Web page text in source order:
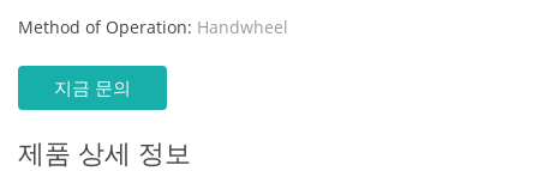
Method of Operation: Handwheel
지금 문의
제품 상세 정보